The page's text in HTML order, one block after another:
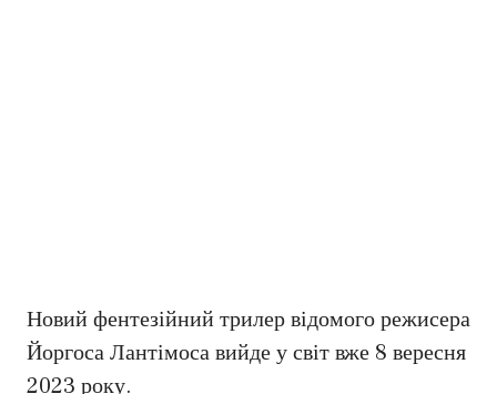
Новий фентезійний трилер відомого режисера
Йоргоса Лантімоса вийде у світ вже 8 вересня
2023 року.